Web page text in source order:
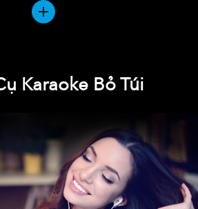
Karaoke Bỏ Túi